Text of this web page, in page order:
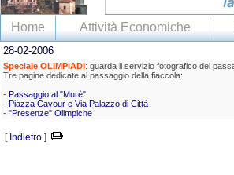
Home Attività Economiche
28-02-2006
Speciale OLIMPIADI: guarda il servizio fotografico del
Tre pagine dedicate al passaggio della fiaccola:
- Passaggio al "Murè"
- Piazza Cavour e Via Palazzo di Città
- "Presenze" Olimpiche
[ Indietro ]